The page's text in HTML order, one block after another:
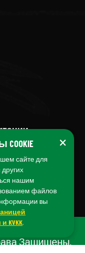
04
Защищены.
×
сайте для
нашим
файлов
вы
KVKK.